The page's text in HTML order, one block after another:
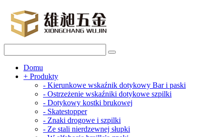
Domu
+ Produkty
- Kierunkowe wskaźnik dotykowy Bar i paski
- Ostrzeżenie wskaźniki dotykowe szpilki
- Dotykowy kostki brukowej
- Skatestopper
- Znaki drogowe i szpilki
- Ze stali nierdzewnej słupki